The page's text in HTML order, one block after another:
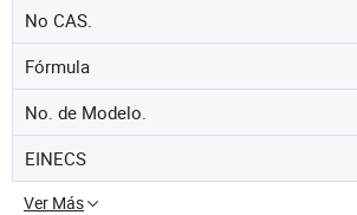
No CAS.
Fórmula
No. de Modelo.
EINECS
Ver Más